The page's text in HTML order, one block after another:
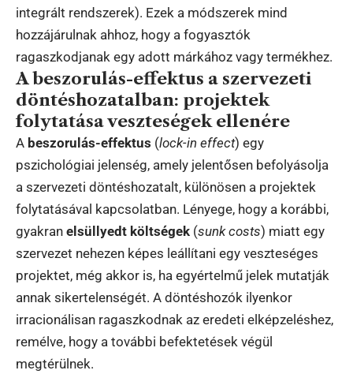
integrált rendszerek). Ezek a módszerek mind
hozzájárulnak ahhoz, hogy a fogyasztók
ragaszkodjanak egy adott márkához vagy termékhez.
A beszorulás-effektus a szervezeti
döntéshozatalban: projektek
folytatása veszteségek ellenére
A beszorulás-effektus (lock-in effect) egy
pszichológiai jelenség, amely jelentősen befolyásolja
a szervezeti döntéshozatalt, különösen a projektek
folytatásával kapcsolatban. Lényege, hogy a korábbi,
gyakran elsüllyedt költségek (sunk costs) miatt egy
szervezet nehezen képes leállítani egy veszteséges
projektet, még akkor is, ha egyértelmű jelek mutatják
annak sikertelenségét. A döntéshozók ilyenkor
irracionálisan ragaszkodnak az eredeti elképzeléshez,
remélve, hogy a további befektetések végül
megtérülnek.